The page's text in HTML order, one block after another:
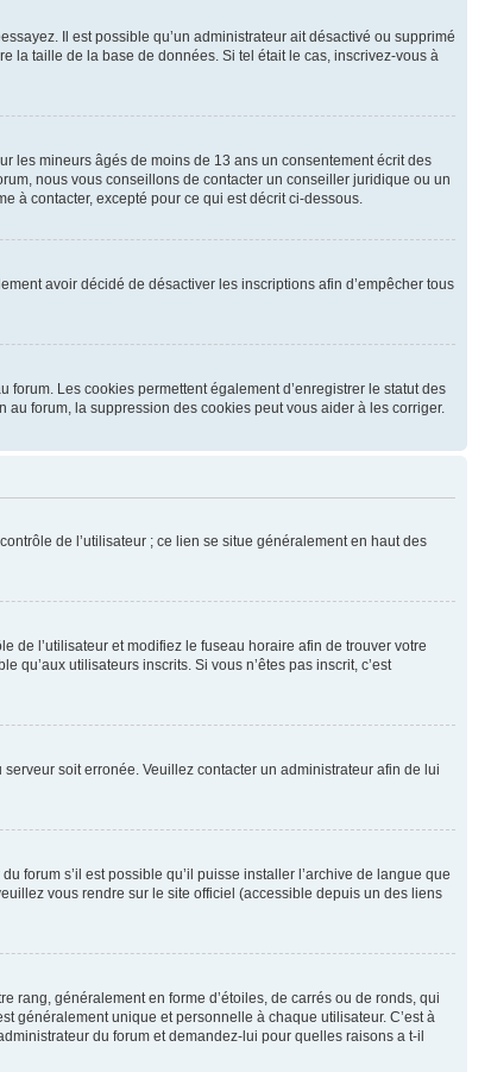
Il est possible qu’un administrateur ait désactivé ou supprimé
la taille de la base de données. Si tel était le cas, inscrivez-vous à
les mineurs âgés de moins de 13 ans un consentement écrit des
nous vous conseillons de contacter un conseiller juridique ou un
à contacter, excepté pour ce qui est décrit ci-dessous.
avoir décidé de désactiver les inscriptions afin d’empêcher tous
Les cookies permettent également d’enregistrer le statut des
forum, la suppression des cookies peut vous aider à les corriger.
de l’utilisateur ; ce lien se situe généralement en haut des
de l’utilisateur et modifiez le fuseau horaire afin de trouver votre
qu’aux utilisateurs inscrits. Si vous n’êtes pas inscrit, c’est
serveur soit erronée. Veuillez contacter un administrateur afin de lui
forum s’il est possible qu’il puisse installer l’archive de langue que
vous rendre sur le site officiel (accessible depuis un des liens
rang, généralement en forme d’étoiles, de carrés ou de ronds, qui
généralement unique et personnelle à chaque utilisateur. C’est à
du forum et demandez-lui pour quelles raisons a t-il